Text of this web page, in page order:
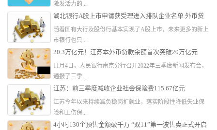
激发活力的...
湖北银行A股上市申请获受理进入排队企业名单 外币贷
款总额排名第三
随着国有大行及股份行基本实现了A股上市，未来更多的新上
市银行也只...
20.3万亿元！江苏本外币贷款余额首次突破20万亿元
11月4日，人民银行南京分行召开2022年三季度新闻发布会，
通报了三季...
江苏：前三季度减收企业社会保险费115.67亿元
江苏今年以来持续减负稳岗扩就业，落实阶段性降低失业保
险和工伤保...
4小时130个预售金额破千万 “双11”第一波售卖正式开启